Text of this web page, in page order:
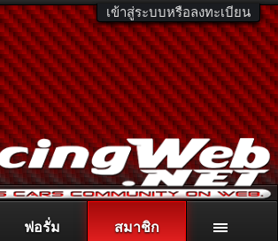
เข้าสู่ระบบหรือลงทะเบียน
racingweb@gmail.comหรือโทร. 081-811-1138
ฟอรั่ม สมาชิก